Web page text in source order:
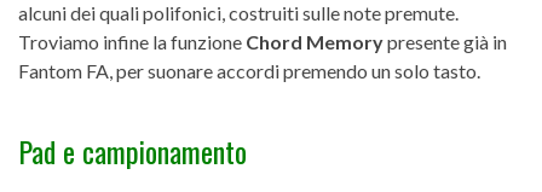
alcuni dei quali polifonici, costruiti sulle note premute.
Troviamo infine la funzione Chord Memorypresente già in
Fantom FA, per suonare accordi premendo un solo tasto.
Pad e campionamento